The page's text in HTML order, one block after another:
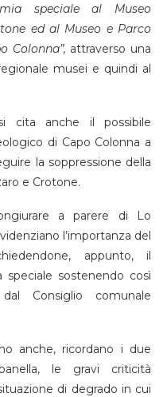
speciale al Museo
ed al Museo e Parco
Colonna”, attraverso una
musei e quindi al
cita anche il possibile
di Capo Colonna a
la soppressione della
e Crotone.
a parere di Lo
l’importanza del
appunto, il
speciale sostenendo così
Consiglio comunale
anche, ricordano i due
le gravi criticità
di degrado in cui